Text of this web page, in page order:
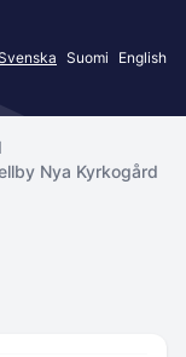
Suomi English
Nya Kyrkogård